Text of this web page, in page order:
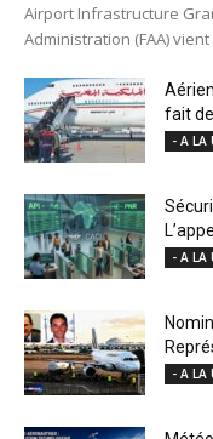
Airport Infrastructure
Administration (FAA)
fait de
- A LA
- A LA
- A LA